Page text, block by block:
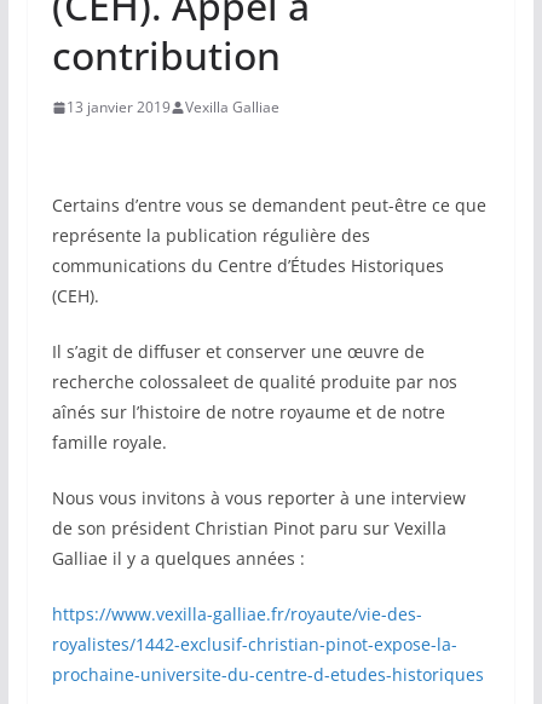
contribution
13 janvier 2019 Vexilla Galliae
Certains d’entre vous se demandent peut-être ce que
représente la publication régulière des
communications du Centre d’Études Historiques
(CEH).
Il s’agit de diffuser et conserver une œuvre de
recherche colossaleet de qualité produite par nos
aînés sur l’histoire de notre royaume et de notre
famille royale.
Nous vous invitons à vous reporter à une interview
de son président Christian Pinot paru sur Vexilla
Galliae il y a quelques années :
https://www.vexilla-galliae.fr/royaute/vie-des-
royalistes/1442-exclusif-christian-pinot-expose-la-
prochaine-universite-du-centre-d-etudes-historiques